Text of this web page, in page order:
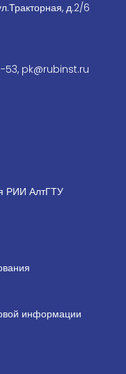
д.2/6
53, pk@rubinst.ru
РИИ АлтГТУ
информации